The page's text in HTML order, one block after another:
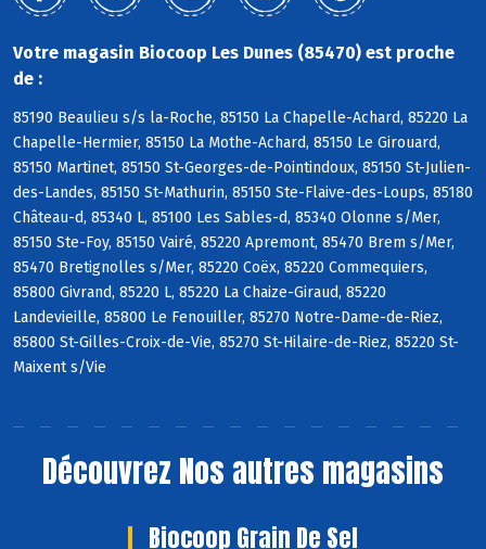
Votre magasin Biocoop Les Dunes (85470) est proche
de :
85190 Beaulieu s/s la-Roche, 85150 La Chapelle-Achard, 85220 La
Chapelle-Hermier, 85150 La Mothe-Achard, 85150 Le Girouard,
85150 Martinet, 85150 St-Georges-de-Pointindoux, 85150 St-Julien-
des-Landes, 85150 St-Mathurin, 85150 Ste-Flaive-des-Loups, 85180
Château-d, 85340 L, 85100 Les Sables-d, 85340 Olonne s/Mer,
85150 Ste-Foy, 85150 Vairé, 85220 Apremont, 85470 Brem s/Mer,
85470 Bretignolles s/Mer, 85220 Coëx, 85220 Commequiers,
85800 Givrand, 85220 L, 85220 La Chaize-Giraud, 85220
Landevieille, 85800 Le Fenouiller, 85270 Notre-Dame-de-Riez,
85800 St-Gilles-Croix-de-Vie, 85270 St-Hilaire-de-Riez, 85220 St-
Maixent s/Vie
Découvrez Nos autres magasins
Biocoop Grain De Sel